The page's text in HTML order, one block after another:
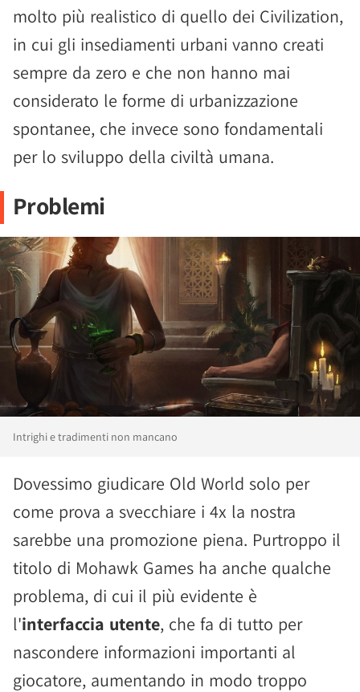
molto più realistico di quello dei Civilization,
in cui gli insediamenti urbani vanno creati
sempre da zero e che non hanno mai
considerato le forme di urbanizzazione
spontanee, che invece sono fondamentali
per lo sviluppo della civiltà umana.
Problemi
Intrighi e tradimenti non mancano
Dovessimo giudicare Old World solo per
come prova a svecchiare i 4x la nostra
sarebbe una promozione piena. Purtroppo il
titolo di Mohawk Games ha anche qualche
problema, di cui il più evidente è
l'interfaccia utente, che fa di tutto per
nascondere informazioni importanti al
giocatore, aumentando in modo troppo